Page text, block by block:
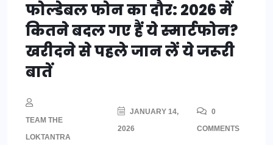
फोल्डेबल फोन का दौर: 2026 में
कितने बदल गए हैं ये स्मार्टफोन?
खरीदने से पहले जान लें ये जरूरी
बातें
TEAM THE
LOKTANTRA
JANUARY 14,
2026
0
COMMENTS